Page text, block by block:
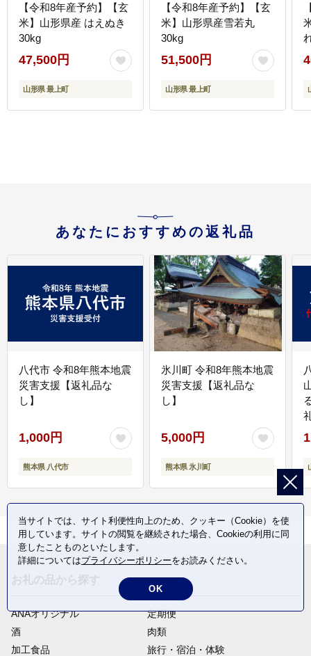
【令和8年産予約】【玄
米】山形県産 はえぬき
30kg
47,500円
山形県 最上町
【令和8年産予約】【玄
米】山形県産雪若丸
30kg
51,500円
山形県 最上町
あなたにおすすめの返礼品
八代市 令和8年熊本地震
災害支援【返礼品な
し】
1,000円
熊本県 八代市
氷川町 令和8年熊本地震
災害支援【返礼品な
し】
5,000円
熊本県 氷川町
ANAオリジナル
定期便
酒
肉類
加工食品
旅行・宿泊・体験
当サイトでは、サイト利便性向上のため、クッキー（Cookie）を使
用しています。サイトの閲覧を継続された場合、Cookieの利用に同
意したことものといたします。
詳細についてはプライバシーポリシーをお読みください。
OK